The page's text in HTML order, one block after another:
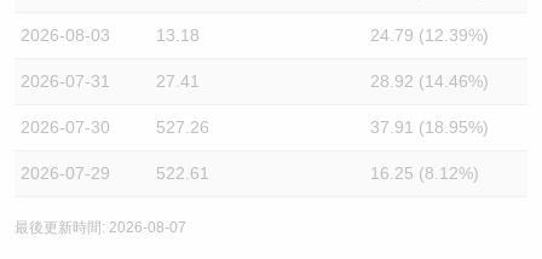
2026-08-03 13.18 24.79 (12.39%)
2026-07-31 27.41 28.92 (14.46%)
2026-07-30 527.26 37.91 (18.95%)
2026-07-29 522.61 16.25 (8.12%)
最後更新時間: 2026-08-07